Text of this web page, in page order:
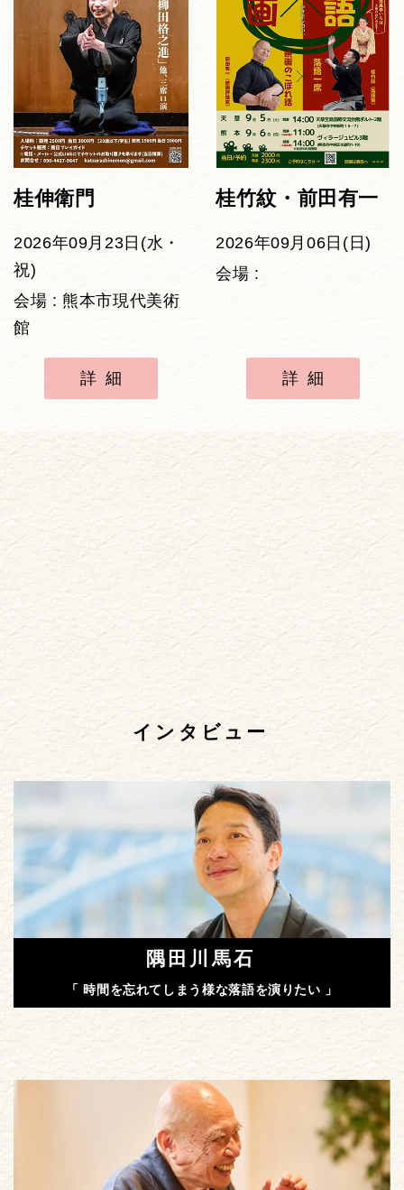
桂伸衛門
2026年09月23日(水・
祝)
会場 : 熊本市現代美術
館
詳細
桂竹紋・前田有一
2026年09月06日(日)
会場 :
詳細
インタビュー
隅田川馬石
「 時間を忘れてしまう様な落語を演りたい 」